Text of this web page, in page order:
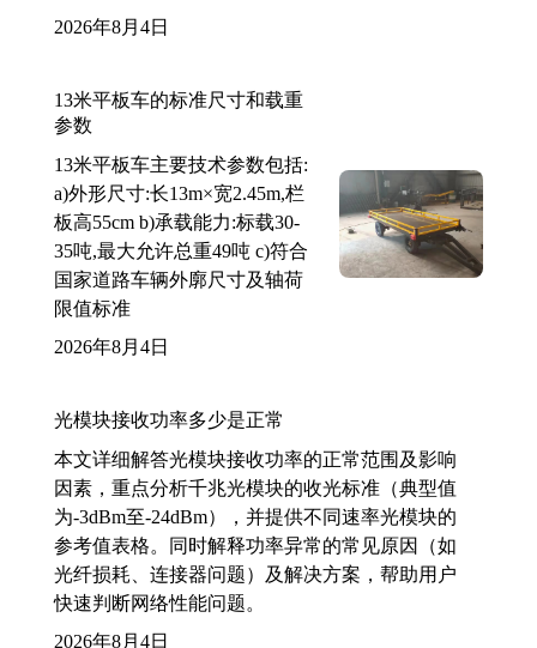
2026年8月4日
13米平板车的标准尺寸和载重
参数
13米平板车主要技术参数包括:
a)外形尺寸:长13m×宽2.45m,栏
板高55cm b)承载能力:标载30-
35吨,最大允许总重49吨 c)符合
国家道路车辆外廓尺寸及轴荷
限值标准
2026年8月4日
光模块接收功率多少是正常
本文详细解答光模块接收功率的正常范围及影响
因素，重点分析千兆光模块的收光标准（典型值
为-3dBm至-24dBm），并提供不同速率光模块的
参考值表格。同时解释功率异常的常见原因（如
光纤损耗、连接器问题）及解决方案，帮助用户
快速判断网络性能问题。
2026年8月4日